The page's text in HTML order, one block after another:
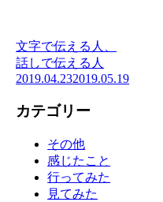
文字で伝える人、
話しで伝える人
2019.04.232019.05.19
カテゴリー
その他
感じたこと
行ってみた
見てみた